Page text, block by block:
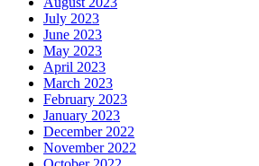
July 2023
June 2023
May 2023
April 2023
March 2023
February 2023
January 2023
December 2022
November 2022